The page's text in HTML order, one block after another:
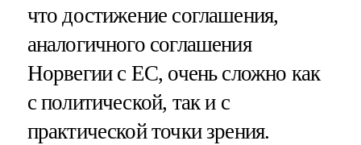
что достижение соглашения,
аналогичного соглашения
Норвегии с ЕС, очень сложно как
с политической, так и с
практической точки зрения.